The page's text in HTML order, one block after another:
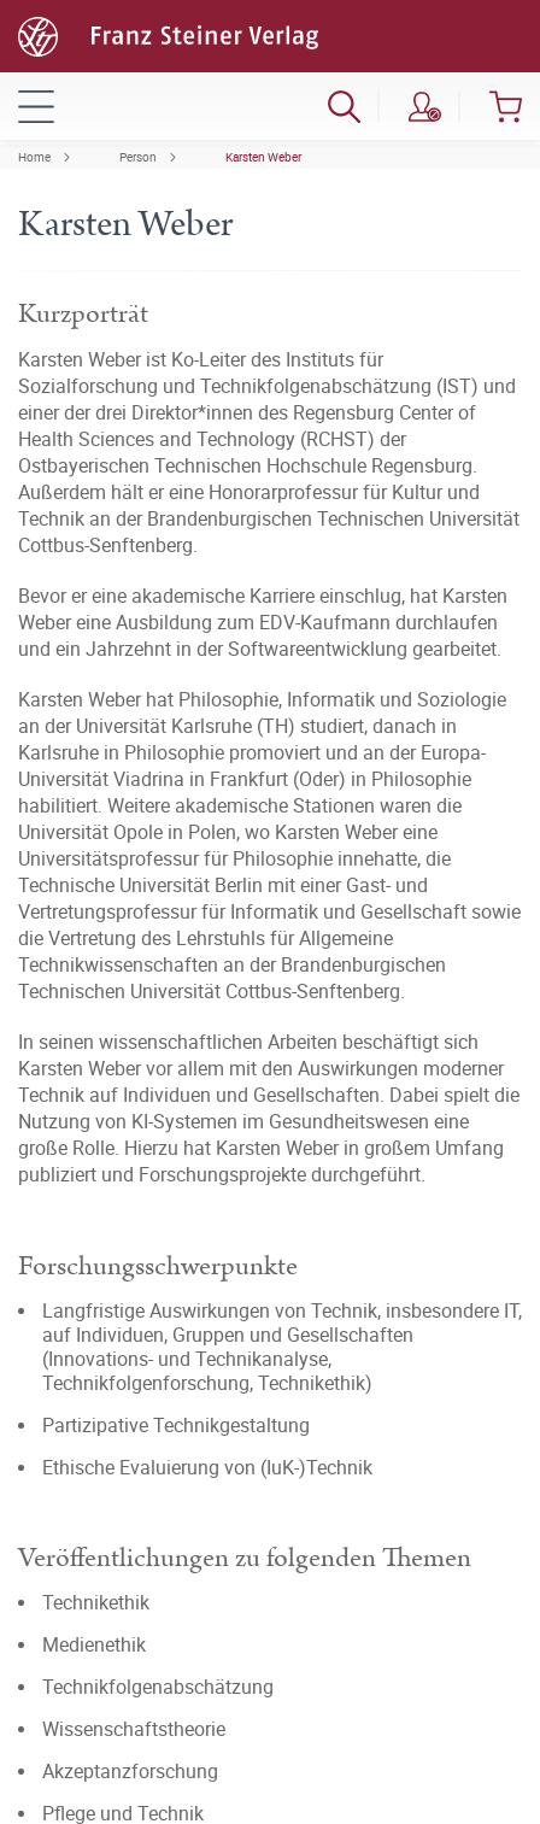
Home Person Karsten Weber
Karsten Weber
Kurzporträt
Karsten Weber ist Ko-Leiter des Instituts für
Sozialforschung und Technikfolgenabschätzung (IST) und
einer der drei Direktor*innen des Regensburg Center of
Health Sciences and Technology (RCHST) der
Ostbayerischen Technischen Hochschule Regensburg.
Außerdem hält er eine Honorarprofessur für Kultur und
Technik an der Brandenburgischen Technischen Universität
Cottbus-Senftenberg.
Bevor er eine akademische Karriere einschlug, hat Karsten
Weber eine Ausbildung zum EDV-Kaufmann durchlaufen
und ein Jahrzehnt in der Softwareentwicklung gearbeitet.
Karsten Weber hat Philosophie, Informatik und Soziologie
an der Universität Karlsruhe (TH) studiert, danach in
Karlsruhe in Philosophie promoviert und an der Europa-
Universität Viadrina in Frankfurt (Oder) in Philosophie
habilitiert. Weitere akademische Stationen waren die
Universität Opole in Polen, wo Karsten Weber eine
Universitätsprofessur für Philosophie innehatte, die
Technische Universität Berlin mit einer Gast- und
Vertretungsprofessur für Informatik und Gesellschaft sowie
die Vertretung des Lehrstuhls für Allgemeine
Technikwissenschaften an der Brandenburgischen
Technischen Universität Cottbus-Senftenberg.
In seinen wissenschaftlichen Arbeiten beschäftigt sich
Karsten Weber vor allem mit den Auswirkungen moderner
Technik auf Individuen und Gesellschaften. Dabei spielt die
Nutzung von KI-Systemen im Gesundheitswesen eine
große Rolle. Hierzu hat Karsten Weber in großem Umfang
publiziert und Forschungsprojekte durchgeführt.
Forschungsschwerpunkte
Langfristige Auswirkungen von Technik, insbesondere IT,
auf Individuen, Gruppen und Gesellschaften
(Innovations- und Technikanalyse,
Technikfolgenforschung, Technikethik)
Partizipative Technikgestaltung
Ethische Evaluierung von (IuK-)Technik
Veröffentlichungen zu folgenden Themen
Technikethik
Medienethik
Technikfolgenabschätzung
Wissenschaftstheorie
Akzeptanzforschung
Pflege und Technik